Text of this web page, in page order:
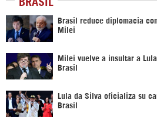
Brasil reduce diplomacia
Milei
Milei vuelve a insultar a
Brasil
Lula da Silva oficializa su
Brasil